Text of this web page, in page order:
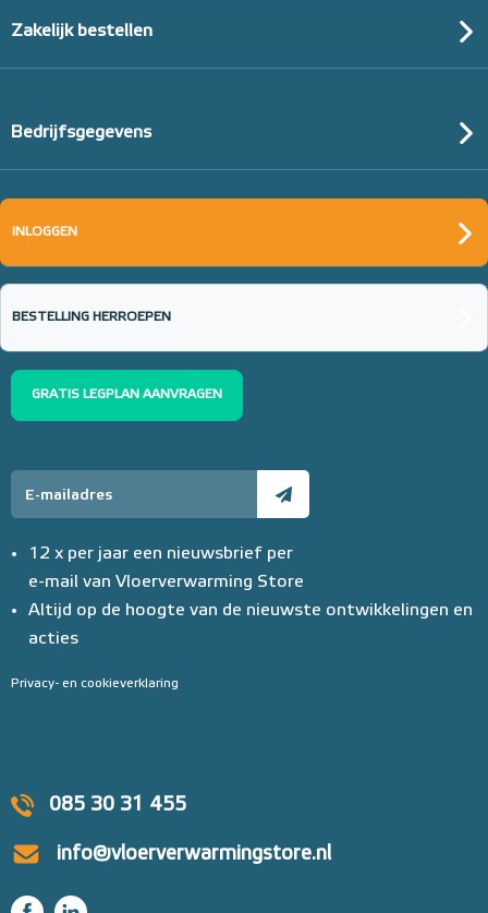
085 30 31 455
info@vloerverwarmingstore.nl
Zakelijk bestellen
Bedrijfsgegevens
INLOGGEN
BESTELLING HERROEPEN
GRATIS LEGPLAN AANVRAGEN
12 x per jaar een nieuwsbrief per
e-mail van Vloerverwarming Store
Altijd op de hoogte van de nieuwste ontwikkelingen en
acties
Privacy- en cookieverklaring